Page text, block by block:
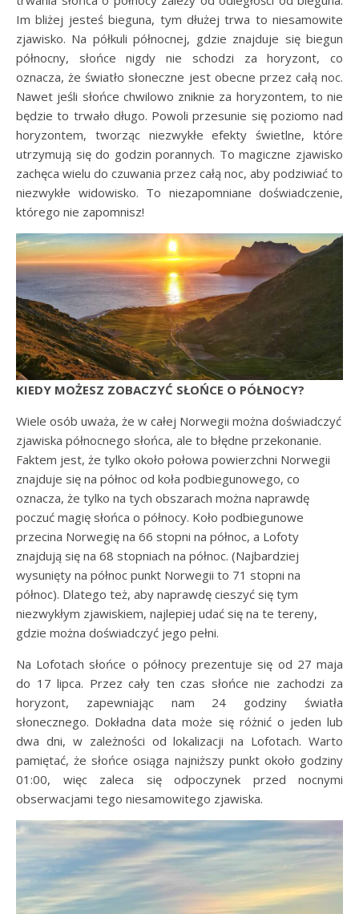
Im bliżej jesteś bieguna, tym dłużej trwa to niesamowite
zjawisko. Na półkuli północnej, gdzie znajduje się biegun
północny, słońce nigdy nie schodzi za horyzont, co
oznacza, że światło słoneczne jest obecne przez całą noc.
Nawet jeśli słońce chwilowo zniknie za horyzontem, to nie
będzie to trwało długo. Powoli przesunie się poziomo nad
horyzontem, tworząc niezwykłe efekty świetlne, które
utrzymują się do godzin porannych. To magiczne zjawisko
zachęca wielu do czuwania przez całą noc, aby podziwiać to
niezwykłe widowisko. To niezapomniane doświadczenie,
którego nie zapomnisz!
KIEDY MOŻESZ ZOBACZYĆ SŁOŃCE O PÓŁNOCY?
Wiele osób uważa, że w całej Norwegii można doświadczyć
zjawiska północnego słońca, ale to błędne przekonanie.
Faktem jest, że tylko około połowa powierzchni Norwegii
znajduje się na północ od koła podbiegunowego, co
oznacza, że tylko na tych obszarach można naprawdę
poczuć magię słońca o północy. Koło podbiegunowe
przecina Norwegię na 66 stopni na północ, a Lofoty
znajdują się na 68 stopniach na północ. (Najbardziej
wysunięty na północ punkt Norwegii to 71 stopni na
północ). Dlatego też, aby naprawdę cieszyć się tym
niezwykłym zjawiskiem, najlepiej udać się na te tereny,
gdzie można doświadczyć jego pełni.
Na Lofotach słońce o północy prezentuje się od 27 maja
do 17 lipca. Przez cały ten czas słońce nie zachodzi za
horyzont, zapewniając nam 24 godziny światła
słonecznego. Dokładna data może się różnić o jeden lub
dwa dni, w zależności od lokalizacji na Lofotach. Warto
pamiętać, że słońce osiąga najniższy punkt około godziny
01:00, więc zaleca się odpoczynek przed nocnymi
obserwacjami tego niesamowitego zjawiska.